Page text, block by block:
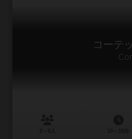
コーテ